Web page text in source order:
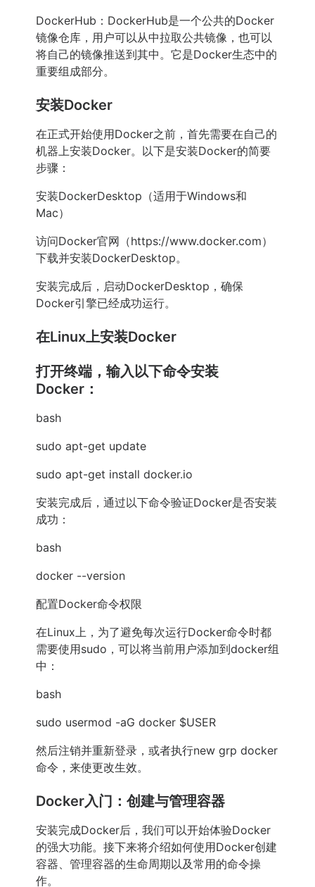
DockerHub：DockerHub是一个公共的Docker
镜像仓库，用户可以从中拉取公共镜像，也可以
将自己的镜像推送到其中。它是Docker生态中的
重要组成部分。
安装Docker
在正式开始使用Docker之前，首先需要在自己的
机器上安装Docker。以下是安装Docker的简要
步骤：
安装DockerDesktop（适用于Windows和
Mac）
访问Docker官网（https://www.docker.com）
下载并安装DockerDesktop。
安装完成后，启动DockerDesktop，确保
Docker引擎已经成功运行。
在Linux上安装Docker
打开终端，输入以下命令安装
Docker：
bash
sudo apt-get update
sudo apt-get install docker.io
安装完成后，通过以下命令验证Docker是否安装
成功：
bash
docker --version
配置Docker命令权限
在Linux上，为了避免每次运行Docker命令时都
需要使用sudo，可以将当前用户添加到docker组
中：
bash
sudo usermod -aG docker $USER
然后注销并重新登录，或者执行new grp docker
命令，来使更改生效。
Docker入门：创建与管理容器
安装完成Docker后，我们可以开始体验Docker
的强大功能。接下来将介绍如何使用Docker创建
容器、管理容器的生命周期以及常用的命令操
作。